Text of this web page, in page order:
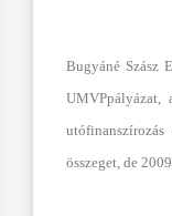
Bugyáné Szász
UMVPpályázat,
összeget, de